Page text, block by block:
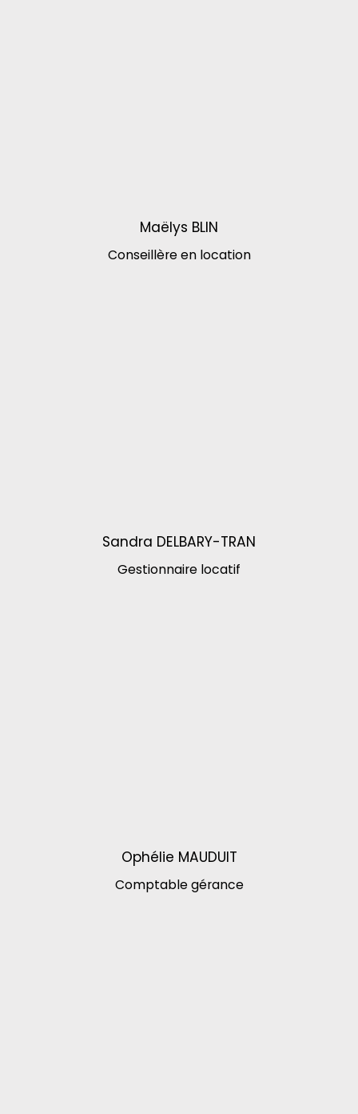
Maëlys BLIN
Conseillère en location
Sandra DELBARY-TRAN
Gestionnaire locatif
Ophélie MAUDUIT
Comptable gérance